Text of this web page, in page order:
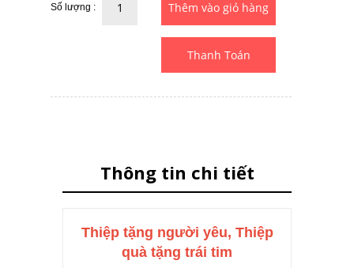
Số lượng :
Thanh Toán
Thông tin chi tiết
Thiệp tặng người yêu, Thiệp
quà tặng trái tim